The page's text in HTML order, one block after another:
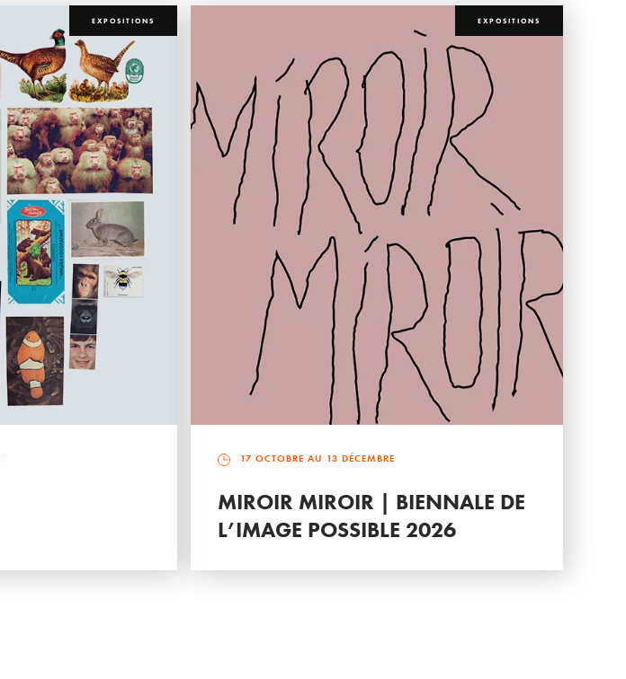
EXPOSITIONS EXPOSITIONS
17 OCTOBRE AU 13 DÉCEMBRE
MIROIR MIROIR | BIENNALE DE
L’IMAGE POSSIBLE 2026